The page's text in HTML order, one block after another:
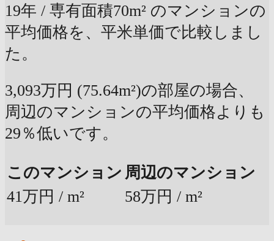
19年 / 専有面積70m² のマンションの
平均価格を、平米単価で比較しまし
た。
3,093万円 (75.64m²)の部屋の場合、
周辺のマンションの平均価格よりも
29％低いです。
このマンション 周辺のマンション
41万円 / m²
58万円 / m²